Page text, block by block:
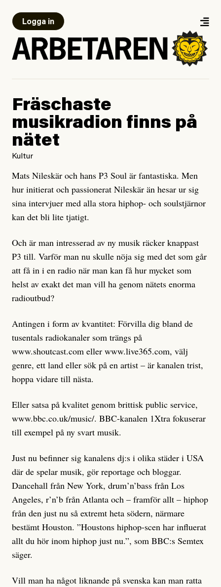
Logga in
Fräschaste
musikradion finns på
nätet
Kultur
Mats Nileskär och hans P3 Soul är fantastiska. Men
hur initierat och passionerat Nileskär än hesar ur sig
sina intervjuer med alla stora hiphop- och soulstjärnor
kan det bli lite tjatigt.
Och är man intresserad av ny musik räcker knappast
P3 till. Varför man nu skulle nöja sig med det som går
att få in i en radio när man kan få hur mycket som
helst av exakt det man vill ha genom nätets enorma
radioutbud?
Antingen i form av kvantitet: Förvilla dig bland de
tusentals radiokanaler som trängs på
www.shoutcast.com eller www.live365.com, välj
genre, ett land eller sök på en artist – är kanalen trist,
hoppa vidare till nästa.
Eller satsa på kvalitet genom brittisk public service,
www.bbc.co.uk/music/. BBC-kanalen 1Xtra fokuserar
till exempel på ny svart musik.
Just nu befinner sig kanalens dj:s i olika städer i USA
där de spelar musik, gör reportage och bloggar.
Dancehall från New York, drum’n’bass från Los
Angeles, r’n’b från Atlanta och – framför allt – hiphop
från den just nu så extremt heta södern, närmare
bestämt Houston. ”Houstons hiphop-scen har influerat
allt du hör inom hiphop just nu.”, som BBC:s Semtex
säger.
Vill man ha något liknande på svenska kan man ratta